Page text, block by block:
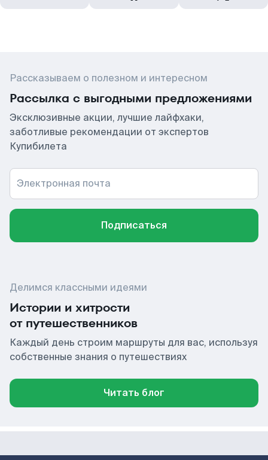
Рассказываем о полезном и интересном
Рассылка с выгодными предложениями
Эксклюзивные акции, лучшие лайфхаки,
заботливые рекомендации от экспертов
Купибилета
Электронная почта
Подписаться
Делимся классными идеями
Истории и хитрости
от путешественников
Каждый день строим маршруты для вас, используя
собственные знания о путешествиях
Читать блог